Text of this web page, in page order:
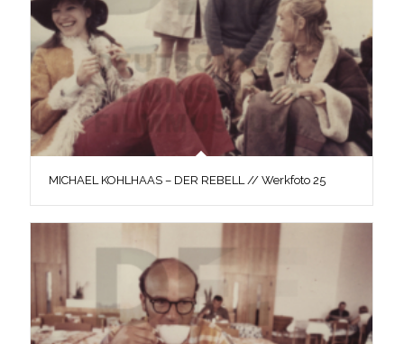
MICHAEL KOHLHAAS – DER REBELL // Werkfoto 25